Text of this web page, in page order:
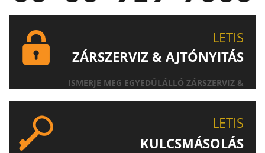
LETIS
ZÁRSZERVIZ & AJTÓNYITÁS
ISMERJE MEG EGYEDÜLÁLLÓ ZÁRSZERVIZ &
LETIS
KULCSMÁSOLÁS